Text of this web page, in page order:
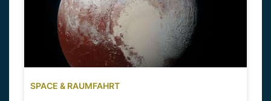
SPACE & RAUMFAHRT